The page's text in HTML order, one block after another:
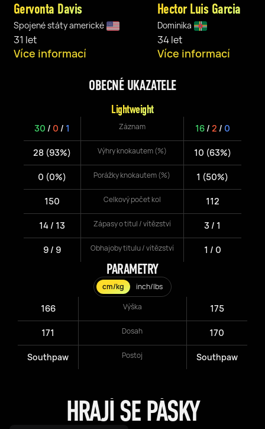
Gervonta Davis
Spojené státy americké
31 let
Více informací
OBECNÉ UKAZATELE
Lightweight
30 / 0 / 1 Záznam 16/ 2 / 0
28 (93%) Výhry knokautem (%) 10 (63%)
0 (0%) Porážky knokautem (%) 1 (50%)
150 Celkový počet kol 112
14 / 13 Zápasy o titul / vítězství 3 / 1
9 / 9 Obhajoby titulu / vítězství 1 / 0
PARAMETRY
cm/kg inch/lbs
166 Výška 175
171 Dosah 170
Southpaw Postoj Southpaw
Hector Luis Garcia
Dominika
34 let
Více informací
HRAJÍ SE PÁSKY